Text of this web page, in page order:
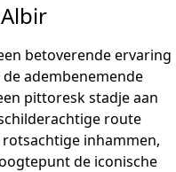
betoverende ervaring
adembenemende
pittoresk stadje aan
route
inhammen,
de iconische